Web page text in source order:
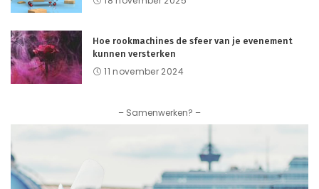
Hoe rookmachines de sfeer van je evenement
kunnen versterken
11 november 2024
– Samenwerken? –